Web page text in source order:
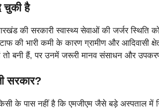
चुकी है
की सरकारी स्वास्थ्य सेवाओं की जर्जर स्थिति
की भारी कमी के कारण ग्रामीण और आदिवासी
तो बनी हैं, पर उनमें जरूरी मानव संसाधन और
सरकार?
के पास नहीं है कि एमजीएम जैसे बड़े अस्पताल में